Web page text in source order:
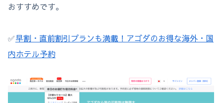
おすすめです。
✅早割・直前割引プランも満載！アゴダのお得な海外・国
内ホテル予約